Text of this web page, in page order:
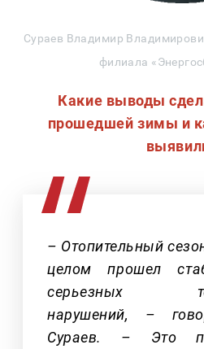
Сураев Владимир
филиала
Какие выводы
прошедшей зимы и
– Отопительный
целом прошел
серьезных
нарушений, –
Сураев. – Это